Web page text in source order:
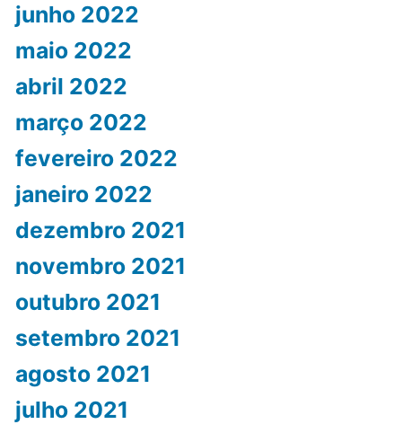
junho 2022
maio 2022
abril 2022
março 2022
fevereiro 2022
janeiro 2022
dezembro 2021
novembro 2021
outubro 2021
setembro 2021
agosto 2021
julho 2021